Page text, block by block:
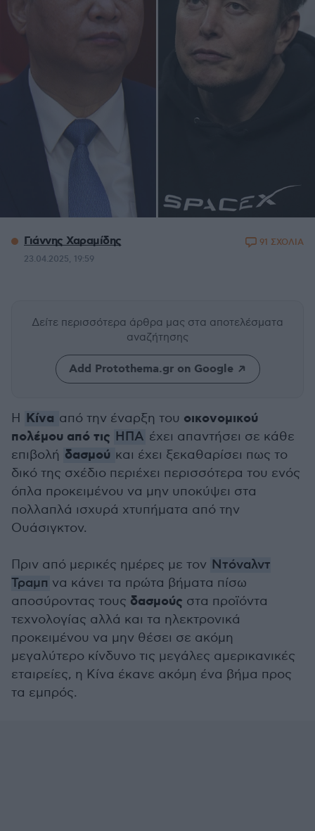
Γιάννης Χαραμίδης
23.04.2025, 19:59
91 ΣΧΟΛΙΑ
Δείτε περισσότερα άρθρα μας στα αποτελέσματα
αναζήτησης
Add Protothema.gr on Google
Η Κίνα από την έναρξη του οικονομικού
πολέμου από τις ΗΠΑ έχει απαντήσει σε κάθε
επιβολή δασμού και έχει ξεκαθαρίσει πως το
δικό της σχέδιο περιέχει περισσότερα του ενός
όπλα προκειμένου να μην υποκύψει στα
πολλαπλά ισχυρά χτυπήματα από την
Ουάσιγκτον.
Πριν από μερικές ημέρες με τον Ντόναλντ
Τραμπ να κάνει τα πρώτα βήματα πίσω
αποσύροντας τους δασμούς στα προϊόντα
τεχνολογίας αλλά και τα ηλεκτρονικά
προκειμένου να μην θέσει σε ακόμη
μεγαλύτερο κίνδυνο τις μεγάλες αμερικανικές
εταιρείες, η Κίνα έκανε ακόμη ένα βήμα προς
τα εμπρός.